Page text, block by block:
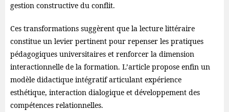
gestion constructive du conflit.
Ces transformations suggèrent que la lecture littéraire
constitue un levier pertinent pour repenser les pratiques
pédagogiques universitaires et renforcer la dimension
interactionnelle de la formation. L’article propose enfin un
modèle didactique intégratif articulant expérience
esthétique, interaction dialogique et développement des
compétences relationnelles.